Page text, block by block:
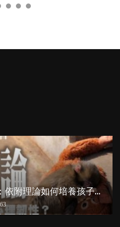
從
小獼猴Panchi 看：依附理論如何培養孩子心理韌性？